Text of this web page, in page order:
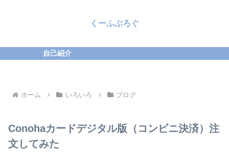
くーふぶろぐ
自己紹介
ホーム いろいろ ブログ
Conohaカードデジタル版（コンビニ決済）注
文してみた